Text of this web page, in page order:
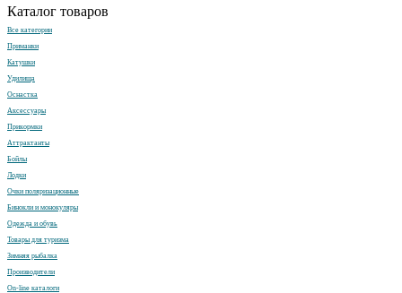
Каталог товаров
Все категории
Приманки
Катушки
Удилища
Оснастка
Аксессуары
Прикормки
Аттрактанты
Бойлы
Лодки
Очки поляризационные
Бинокли и монокуляры
Одежда и обувь
Товары для туризма
Зимняя рыбалка
Производители
On-line каталоги